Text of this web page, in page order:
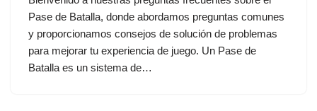
Pase de Batalla, donde abordamos preguntas comunes
y proporcionamos consejos de solución de problemas
para mejorar tu experiencia de juego. Un Pase de
Batalla es un sistema de…